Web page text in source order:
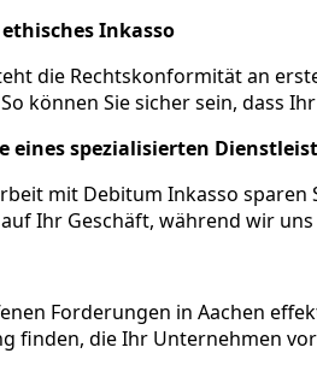
Inkasso
die Rechtskonformität an
können Sie sicher sein, dass
eines spezialisierten
mit Debitum Inkasso
Ihr Geschäft, während wir
Forderungen in Aachen
finden, die Ihr Unternehmen